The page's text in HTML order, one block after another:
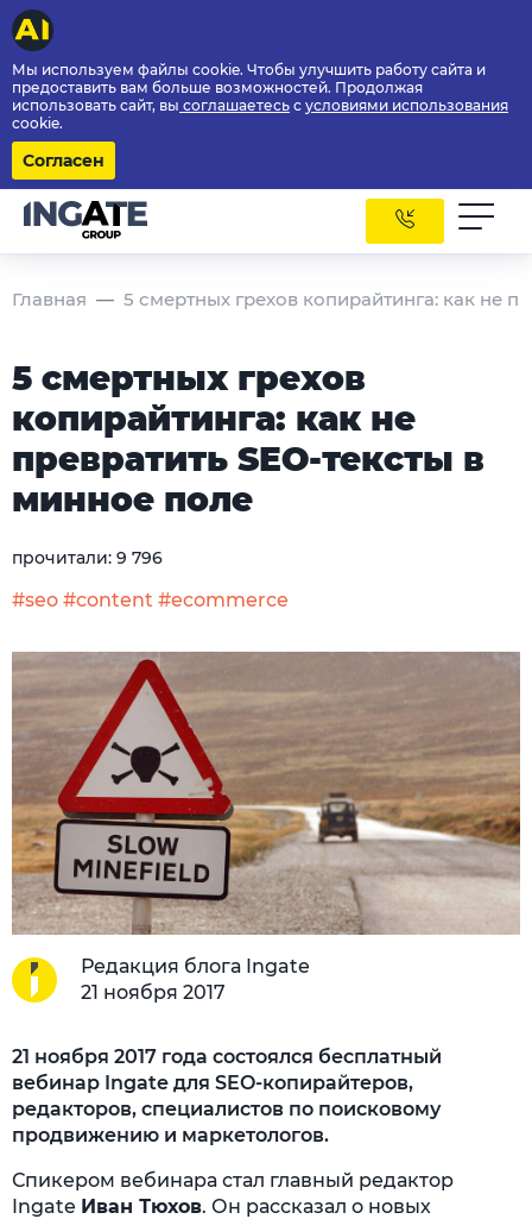
Мы используем файлы cookie. Чтобы улучшить работу сайта и
предоставить вам больше возможностей. Продолжая
использовать сайт, вы соглашаетесь с условиями использования
cookie.
Согласен
Главная 5 смертных грехов копирайтинга: как не
5 смертных грехов
копирайтинга: как не
превратить SEО-тексты в
минное поле
прочитали: 9 796
#seo #content #ecommerce
Редакция блога Ingate
21 ноября 2017
21 ноября 2017 года состоялся бесплатный
вебинар Ingate для SEO-копирайтеров,
редакторов, специалистов по поисковому
продвижению и маркетологов.
Спикером вебинара стал главный редактор
Ingate Иван Тюхов. Он рассказал о новых